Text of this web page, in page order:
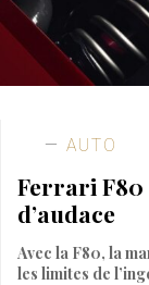
AUTO
Ferrari F80
d’audace
Avec la F80, la
les limites de